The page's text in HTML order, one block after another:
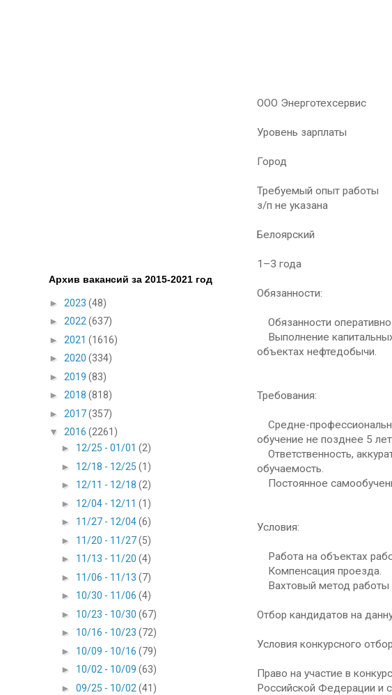
ООО Энерготехсервис
Уровень зарплаты
Город
Требуемый опыт работы
з/п не указана
Белоярский
1–3 года
Обязанности:
Обязанности
Выполнение
объектах нефтедобычи.
Требования:
Средне-
обучение не позднее 5 лет.
Ответственность,
обучаемость.
Постоянное
Условия:
Работа на объектах
Компенсация проезда.
Вахтовый метод работы
Отбор кандидатов на
Условия конкурсного
Право на участие в
Российской Федерации и
Архив вакансий за 2015-2021 год
► 2023 (48)
► 2022 (637)
► 2021 (1616)
► 2020 (334)
► 2019 (83)
► 2018 (818)
► 2017(357)
▼ 2016 (2261)
► 12/25 - 01/01 (2)
► 12/18 - 12/25 (1)
► 12/11 - 12/18 (2)
► 12/04 - 12/11 (1)
► 11/27 - 12/04(6)
► 11/20 - 11/27(5)
► 11/13 - 11/20 (4)
► 11/06 - 11/13 (7)
► 10/30 - 11/06 (4)
► 10/23 - 10/30 (67)
► 10/16 - 10/23 (72)
► 10/09 - 10/16 (79)
► 10/02 - 10/09 (63)
► 09/25 - 10/02 (41)